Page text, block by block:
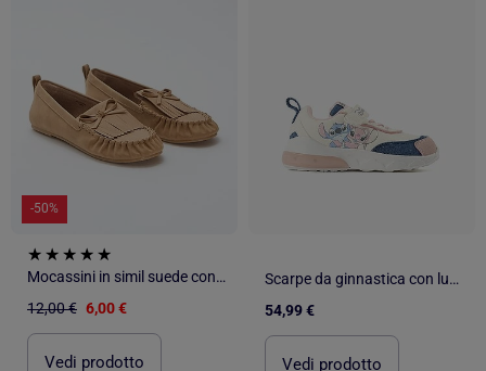
-50%
Mocassini in simil suede con frange
12,00 € 6,00 €
Vedi prodotto
Scarpe da ginnastica con luci e stampa Stitch & Angel
54,99 €
Vedi prodotto